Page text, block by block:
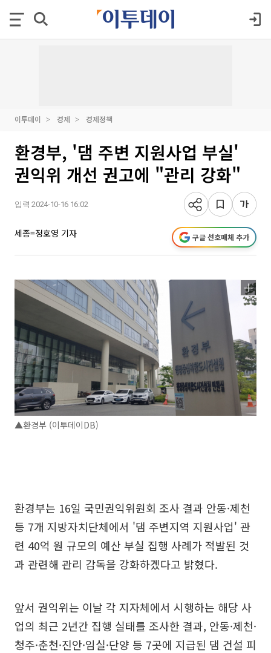
이투데이 경제 경제정책
환경부, '댐 주변 지원사업 부실'
권익위 개선 권고에 "관리 강화"
입력 2024-10-16 16:02
세종=정호영 기자 구글 선호매체 추가
▲환경부 (이투데이DB)
환경부는 16일 국민권익위원회 조사 결과 안동·제천
등 7개 지방자치단체에서 '댐 주변지역 지원사업' 관
련 40억 원 규모의 예산 부실 집행 사례가 적발된 것
과 관련해 관리 감독을 강화하겠다고 밝혔다.
앞서 권익위는 이날 각 지자체에서 시행하는 해당 사
업의 최근 2년간 집행 실태를 조사한 결과, 안동·제천·
청주·춘천·진안·임실·단양 등 7곳에 지급된 댐 건설 피